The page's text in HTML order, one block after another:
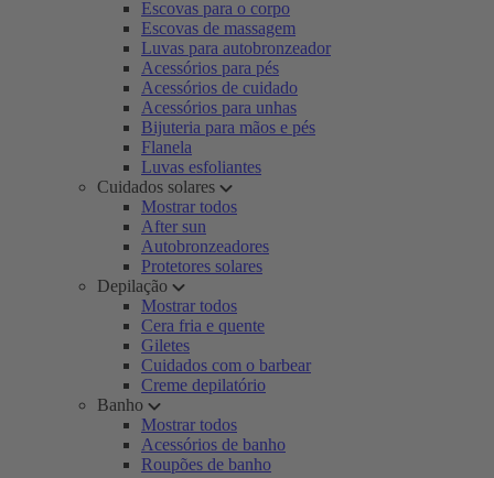
Escovas para o corpo
Escovas de massagem
Luvas para autobronzeador
Acessórios para pés
Acessórios de cuidado
Acessórios para unhas
Bijuteria para mãos e pés
Flanela
Luvas esfoliantes
Cuidados solares
Mostrar todos
After sun
Autobronzeadores
Protetores solares
Depilação
Mostrar todos
Cera fria e quente
Giletes
Cuidados com o barbear
Creme depilatório
Banho
Mostrar todos
Acessórios de banho
Roupões de banho